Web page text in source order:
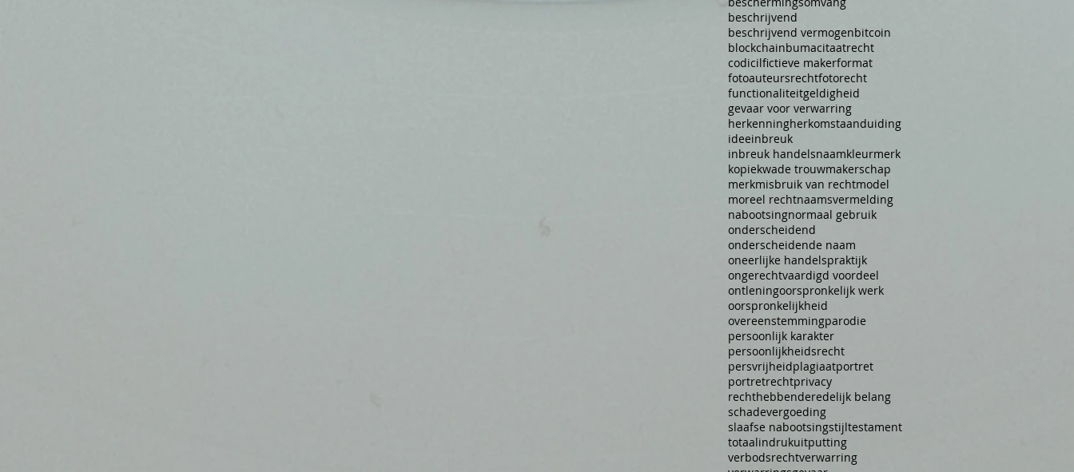
beschrijvend
beschrijvend vermogenbitcoin
blockchainbumacitaatrecht
codicilfictieve makerformat
fotoauteursrechtfotorecht
functionaliteitgeldigheid
gevaar voor verwarring
herkenningherkomstaanduiding
ideeinbreuk
inbreuk handelsnaamkleurmerk
kopiekwade trouwmakerschap
merkmisbruik van rechtmodel
moreel rechtnaamsvermelding
nabootsingnormaal gebruik
onderscheidend
onderscheidende naam
oneerlijke handelspraktijk
ongerechtvaardigd voordeel
ontleningoorspronkelijk werk
oorspronkelijkheid
overeenstemmingparodie
persoonlijk karakter
persoonlijkheidsrecht
persvrijheidplagiaatportret
portretrechtprivacy
rechthebbenderedelijk belang
schadevergoeding
slaafse nabootsingstijltestament
totaalindrukuitputting
verbodsrechtverwarring